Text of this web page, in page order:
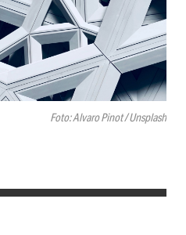
Foto: Alvaro Pinot / Unsplash